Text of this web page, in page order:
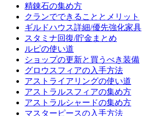
精錬石の集め方
クランでできることとメリット
ギルドハウス詳細/優先強化家具
スタミナ回復/貯金まとめ
ルピの使い道
ショップの更新と買うべき装備
グロウスフィアの入手方法
アストライアリングの使い道
アストラルスフィアの集め方
アストラルシャードの集め方
マスターピースの入手方法